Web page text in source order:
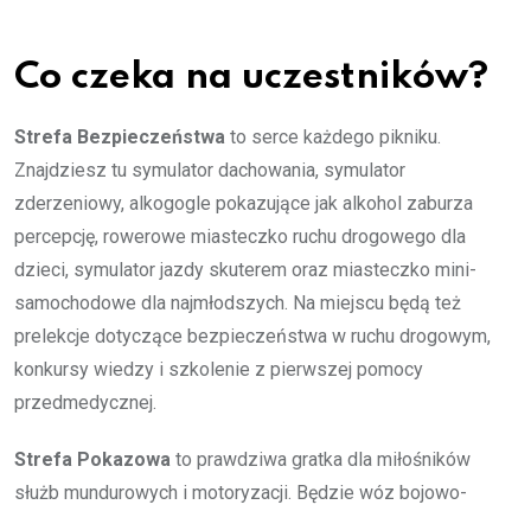
Co czeka na uczestników?
Strefa Bezpieczeństwa to serce każdego pikniku.
Znajdziesz tu symulator dachowania, symulator
zderzeniowy, alkogogle pokazujące jak alkohol zaburza
percepcję, rowerowe miasteczko ruchu drogowego dla
dzieci, symulator jazdy skuterem oraz miasteczko mini-
samochodowe dla najmłodszych. Na miejscu będą też
prelekcje dotyczące bezpieczeństwa w ruchu drogowym,
konkursy wiedzy i szkolenie z pierwszej pomocy
przedmedycznej.
Strefa Pokazowa to prawdziwa gratka dla miłośników
służb mundurowych i motoryzacji. Będzie wóz bojowo-